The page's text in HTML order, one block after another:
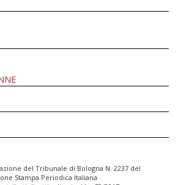
del Tribunale di Bologna N. 2237 del
Stampa Periodica Italiana